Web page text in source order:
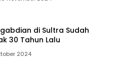
di Sultra Sudah
30 Tahun Lalu
2024